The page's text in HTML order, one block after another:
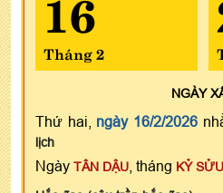
Tháng 2
NGÀY
Thứ hai, ngày 16/2/2026
lịch
Ngày TÂN DẬU , tháng KỶ SỬU